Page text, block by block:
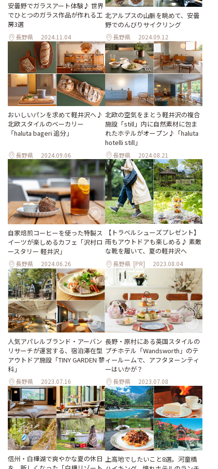
安曇野でガラスアート体験♪ 世界
でひとつのガラス作品が作れる工
房3選
長野県 2024.11.04
北アルプスの山脈を眺めて、安曇
野でのんびりサイクリング
長野県 2024.09.12
おいしいパンを求めて軽井沢へ♪
北欧スタイルのベーカリー
「haluta bageri 追分」
長野県 2024.09.06
北欧の空気をまとう軽井沢の複合
施設「still」内に自然素材に包ま
れたホテルがオープン♪「haluta
hotelli still」
長野県 2024.08.21
自家焙煎コーヒーを使った特製ス
イーツが楽しめるカフェ「沢村ロ
ースタリー 軽井沢」
長野県 2024.06.26
【トラベルシューズプレゼント】
雨もアウトドアも楽しめる♪ 素敵
な靴を履いて、夏の軽井沢へ
長野県 [PR] 2023.08.04
人気アパレルブランド・アーバン
リサーチが運営する、宿泊滞在型
アウトドア施設「TINY GARDEN 蓼
科」
長野県 2023.07.16
長野・原村にある英国スタイルの
プチホテル「Wandsworth」のテ
ィールームで、アフタヌーンティ
ーはいかが？
長野県 2023.07.08
信州・白樺湖で爽やかな夏の休日 上高地でしたいこと8選。河童橋